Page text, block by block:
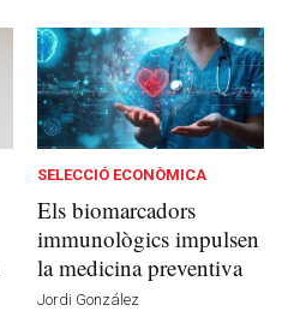
SELECCIÓ ECONÒMICA
Els biomarcadors
immunològics impulsen
la medicina preventiva
Jordi González